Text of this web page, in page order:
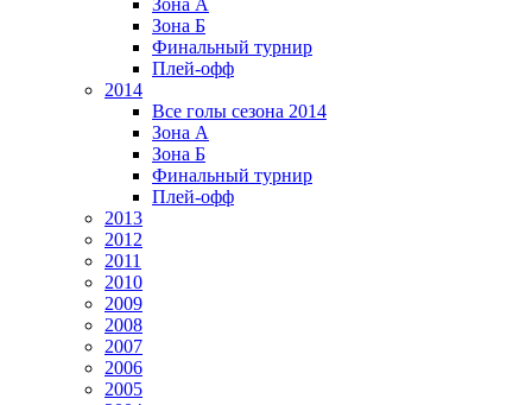
Зона А
Зона Б
Финальный турнир
Плей-офф
2014
Все голы сезона 2014
Зона А
Зона Б
Финальный турнир
Плей-офф
2013
2012
2011
2010
2009
2008
2007
2006
2005